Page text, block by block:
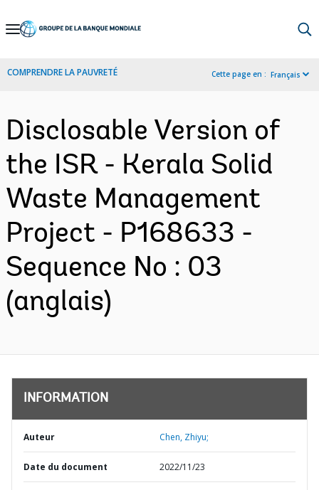
Skip
Navigation
COMPRENDRE LA PAUVRETÉ Cette page en : Français
Disclosable Version of
the ISR - Kerala Solid
Waste Management
Project - P168633 -
Sequence No : 03
(anglais)
INFORMATION
Auteur Chen, Zhiyu;
Date du document 2022/11/23